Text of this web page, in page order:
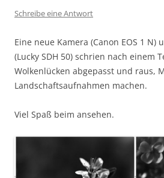
Schreibe eine Antwort
Eine neue Kamera (Canon EOS 1 N)
(Lucky SDH 50) schrien nach einem
Wolkenlücken abgepasst und raus,
Landschaftsaufnahmen machen.
Viel Spaß beim ansehen.